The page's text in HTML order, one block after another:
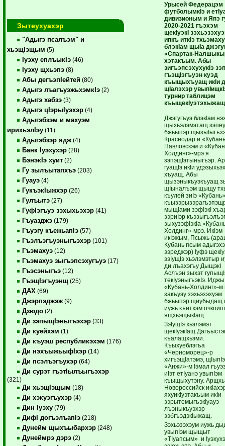
Зытеухуахэр
"Адыгэ псалъэм" и
хьэщIэщым (5)
Iуэху еплъыкIэ (46)
Iуэху щхьэпэ (8)
Абы дегъэпIейтей (80)
Адыгэ лъагъуэжьхэмкIэ (2)
Адыгэ хабзэ (3)
Адыгэ цIэрыIуэхэр (4)
Адыгэбзэм и махуэм
ирихьэлIэу (11)
Адыгэбзэр ядж (4)
Банк Iуэхухэр (28)
БэнэкIэ хуит (2)
Гу зылъытапхъэ (203)
Гуауэ (4)
ГукъэкIыжхэр (26)
Гулъытэ (27)
ГуфIэгъуэ зэхыхьэхэр (41)
Гъуазджэ (179)
Гъуэгу къежьапIэ (57)
Гъэлъэгъуэныгъэхэр (101)
Гъэмахуэ (12)
Гъэмахуэ зыгъэпсэхугъуэ (17)
Гъэсэныгъэ (12)
ГъэщIэгъуэнщ (25)
ДАХ (69)
Джэрпэджэж (9)
Дзюдо (2)
Ди зэпыщIэныгъэхэр (33)
Ди куейхэм (1)
Ди къуэш республикэхэм (176)
Ди нэхъыжьыфIхэр (14)
Ди псэлъэгъухэр (64)
Ди сурэт гъэтIылъыгъэхэр
(321)
Ди хьэщIэщым (18)
Ди хэкуэгъухэр (4)
Дин Iуэху (79)
ДифI догъэлъапIэ (218)
Дунейм щыхъыбархэр (248)
Дунеймрэ дэрэ (2)
Урысей Федерацэм
футболымкIэ и
дивизионым и Япэ
2020-2021 гъэхэм
щекIуэкI
ипкъ иткIэ
блэкIам щыIа
«Спартак-
хэтакъым. Абы
зигъэпсэхухукIэ
гъэщIэгъуэн куэд
къыщыхъуащ икIи
щIалэхэр
турнир таблицэм
Джэгугъуэ блэкIам
щыхьэлэмэтащ
бжьыпэр
Краснодар и
Павловскэм и
Холдинг»-мрэ я
зэпэщIэтыныгъэр. Ар
гуащIэ икIи
хъуащ. Абы
щызэныкъуэкъуащ
щIыналъэм щыщу
къулей зиIэ
мыщIами зэфIэкI
зэриIэр
зыхузэфIэкIа
Холдинг»-мрэ. ИкIэм-
икIэжым, Псыжь
Кубань псым
зэреджэр) Iуфэ
зэIущIэ хьэлэмэтыр
ди лъахэгъу ДыщэкI
Аслъэн зыхэт
текIуэныгъэкIэ. Иджы
«Кубань-Холдинг»-м
закъуэу зэхьэзэхуэм
бжьыпэр щиубыдащ
иужь къитхэм
ящхьэщыкIащ.
ЗэIущIэ хьэлэмэт
щекIуэкIащ
къалащхьэми.
Къыхуеблэгъа
«Черноморец»-р
хигъэщIатэмэ, щIыпIэ
«Анжи»-м Iэмал
иIэт етIуанэ увыпIэм
къыщыхутэну.
Новороссийск
яхуикIуэтакъым икIи
зэрытемыгъэкIуауэ
лъэныкъуэхэр
зэбгъэдэкIыжащ.
Зэхьэзэхэум иужь
увыпIэм щыщыт
«ТIуапсым» и